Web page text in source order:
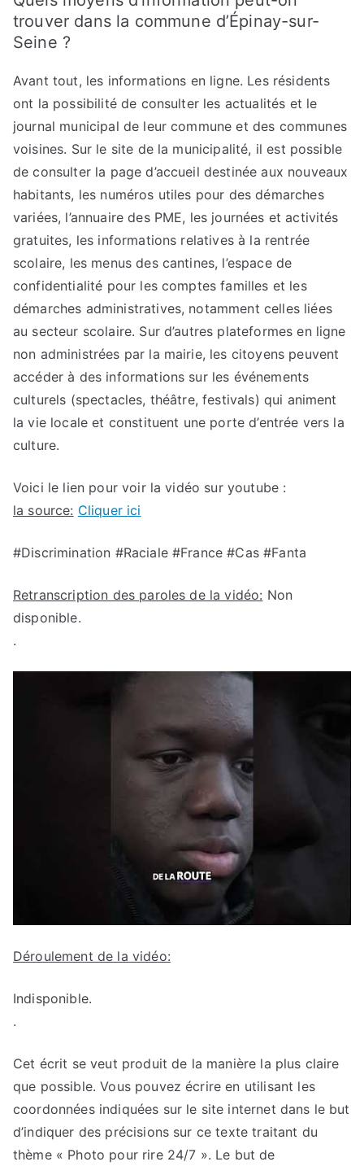
trouver dans la commune d’Épinay-sur-
Seine ?
Avant tout, les informations en ligne. Les résidents
ont la possibilité de consulter les actualités et le
journal municipal de leur commune et des communes
voisines. Sur le site de la municipalité, il est possible
de consulter la page d’accueil destinée aux nouveaux
habitants, les numéros utiles pour des démarches
variées, l’annuaire des PME, les journées et activités
gratuites, les informations relatives à la rentrée
scolaire, les menus des cantines, l’espace de
confidentialité pour les comptes familles et les
démarches administratives, notamment celles liées
au secteur scolaire. Sur d’autres plateformes en ligne
non administrées par la mairie, les citoyens peuvent
accéder à des informations sur les événements
culturels (spectacles, théâtre, festivals) qui animent
la vie locale et constituent une porte d’entrée vers la
culture.
Voici le lien pour voir la vidéo sur youtube :
la source: Cliquer ici
#Discrimination #Raciale #France #Cas #Fanta
Retranscription des paroles de la vidéo: Non
disponible.
.
Déroulement de la vidéo:
Indisponible.
.
Cet écrit se veut produit de la manière la plus claire
que possible. Vous pouvez écrire en utilisant les
coordonnées indiquées sur le site internet dans le but
d’indiquer des précisions sur ce texte traitant du
thème « Photo pour rire 24/7 ». Le but de